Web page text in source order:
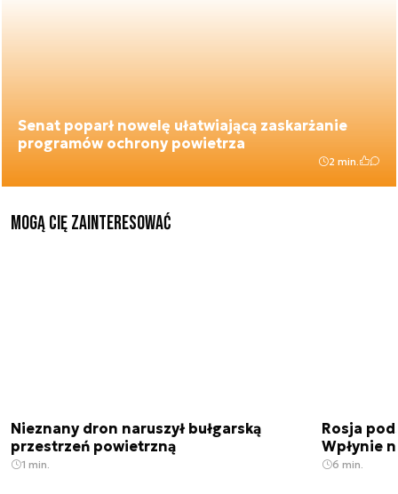
Senat poparł nowelę ułatwiającą zaskarżanie
programów ochrony powietrza
2 min.
Mogą Cię zainteresować
Nieznany dron naruszył bułgarską
przestrzeń powietrzną
1 min.
Rosja
Wpłynie
6 min.